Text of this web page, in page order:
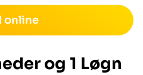
online
og 1 Løgn